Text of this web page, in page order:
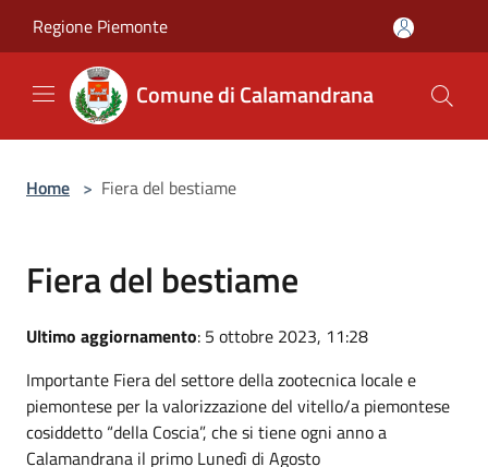
Regione Piemonte
Comune di Calamandrana
Home > Fiera del bestiame
Fiera del bestiame
Ultimo aggiornamento: 5 ottobre 2023, 11:28
Importante Fiera del settore della zootecnica locale e
piemontese per la valorizzazione del vitello/a piemontese
cosiddetto “della Coscia”, che si tiene ogni anno a
Calamandrana il primo Lunedì di Agosto